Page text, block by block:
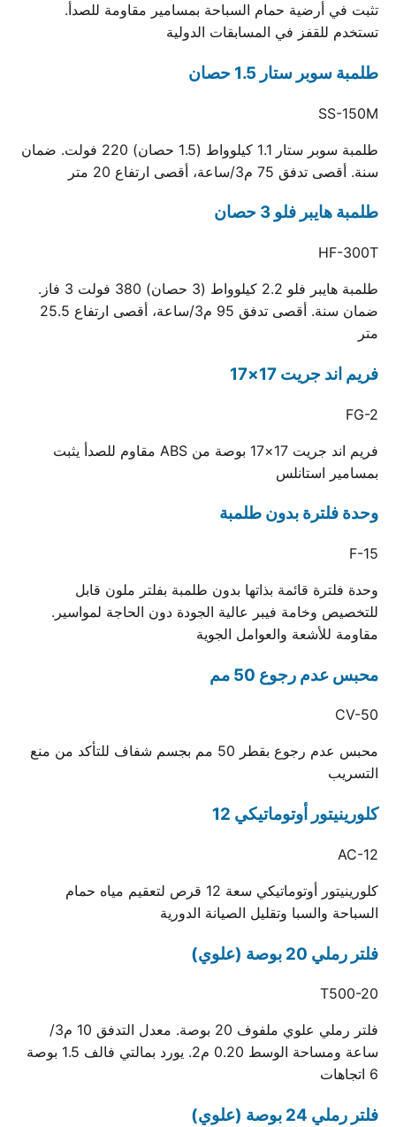
تثبت في أرضية حمام السباحة بمسامير مقاومة للصدأ.
تستخدم للقفز في المسابقات الدولية
طلمبة سوبر ستار 1.5 حصان
SS-150M
طلمبة سوبر ستار 1.1 كيلوواط (1.5 حصان) 220 فولت. ضمان
سنة. أقصى تدفق 75 م3/ساعة، أقصى ارتفاع 20 متر
طلمبة هايبر فلو 3 حصان
HF-300T
طلمبة هايبر فلو 2.2 كيلوواط (3 حصان) 380 فولت 3 فاز.
ضمان سنة. أقصى تدفق 95 م3/ساعة، أقصى ارتفاع 25.5
متر
فريم اند جريت 17×17
FG-2
فريم اند جريت 17×17 بوصة من ABS مقاوم للصدأ يثبت
بمسامير استانلس
وحدة فلترة بدون طلمبة
F-15
وحدة فلترة قائمة بذاتها بدون طلمبة بفلتر ملون قابل
للتخصيص وخامة فيبر عالية الجودة دون الحاجة لمواسير.
مقاومة للأشعة والعوامل الجوية
محبس عدم رجوع 50 مم
CV-50
محبس عدم رجوع بقطر 50 مم بجسم شفاف للتأكد من منع
التسريب
كلورينيتور أوتوماتيكي 12
AC-12
كلورينيتور أوتوماتيكي سعة 12 قرص لتعقيم مياه حمام
السباحة والسبا وتقليل الصيانة الدورية
فلتر رملي 20 بوصة (علوي)
T500-20
فلتر رملي علوي ملفوف 20 بوصة. معدل التدفق 10 م3/
ساعة ومساحة الوسط 0.20 م2. يورد بمالتي فالف 1.5 بوصة
6 اتجاهات
فلتر رملي 24 بوصة (علوي)